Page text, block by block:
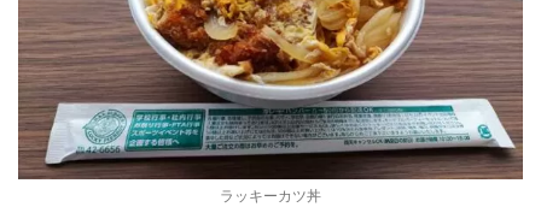
ラッキーカツ丼